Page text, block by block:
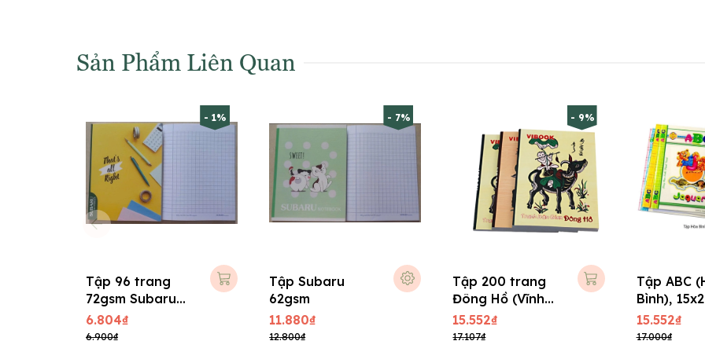
Sản Phẩm Liên Quan
- 1%
Tập 96 trang
72gsm Subaru
A057-V1, 15x21
cm
6.804₫
6.900₫
- 7%
Tập Subaru
62gsm
11.880₫
12.800₫
- 9%
Tập 200 trang
Đông Hồ (Vĩnh
Tiến), 15x21 cm
15.552₫
17.107₫
Tập ABC
Bình),
15.552₫
17.000₫